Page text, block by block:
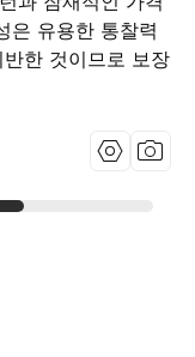
은 유용한 통찰력
한 것이므로 보장